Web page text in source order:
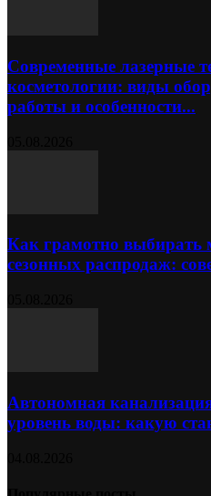
Современные лазерные
косметологии: виды
работы и особенности...
Как грамотно выбирать
сезонных распродаж:
Автономная
уровень воды: какую